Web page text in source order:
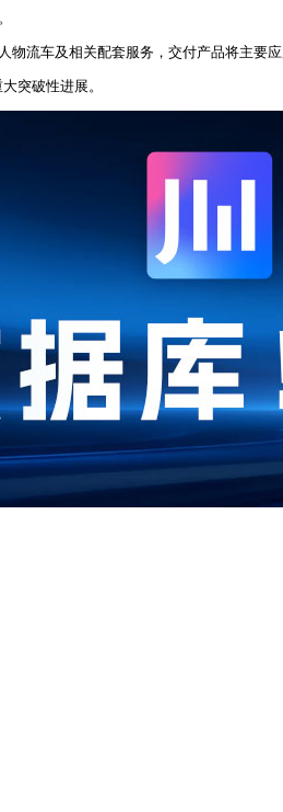
流车及相关配套服务，交付产品将主要
突破性进展。